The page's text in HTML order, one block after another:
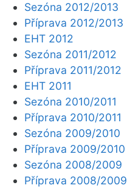
Sezóna 2012/2013
Příprava 2012/2013
EHT 2012
Sezóna 2011/2012
Příprava 2011/2012
EHT 2011
Sezóna 2010/2011
Příprava 2010/2011
Sezóna 2009/2010
Příprava 2009/2010
Sezóna 2008/2009
Příprava 2008/2009